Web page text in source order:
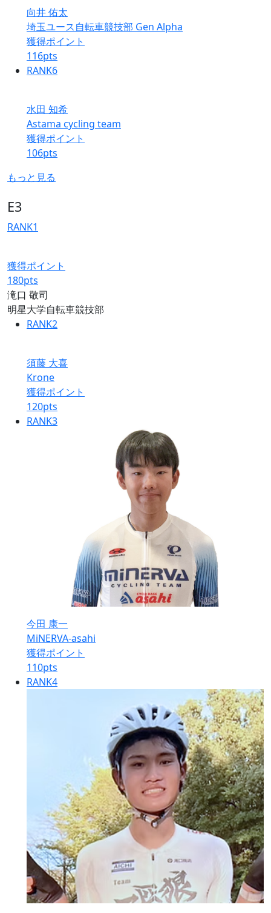
向井 佑太
埼玉ユース自転車競技部 Gen Alpha
獲得ポイント
116pts
RANK6
水田 知希
Astama cycling team
獲得ポイント
106pts
もっと見る
E3
RANK1
獲得ポイント
180pts
滝口 敬司
明星大学自転車競技部
RANK2
須藤 大喜
Krone
獲得ポイント
120pts
RANK3
今田 康一
MiNERVA-asahi
獲得ポイント
110pts
RANK4